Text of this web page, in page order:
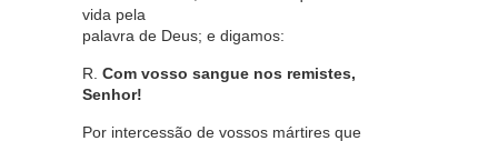
vida pela
palavra de Deus; e digamos:
R. Com vosso sangue nos remistes,
Senhor!
Por intercessão de vossos mártires que